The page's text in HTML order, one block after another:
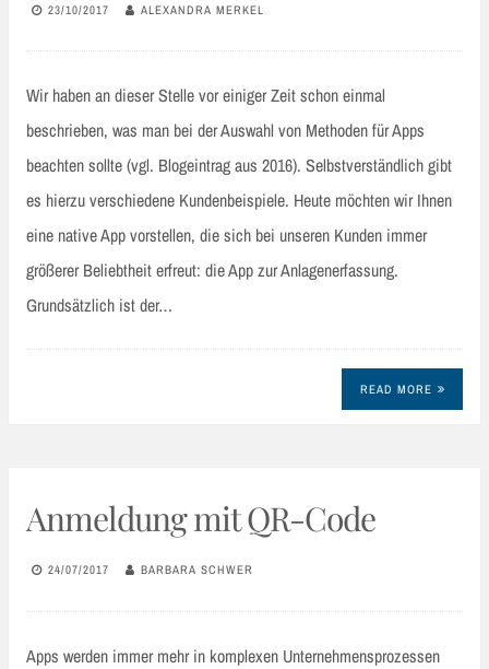
23/10/2017 ALEXANDRA MERKEL
Wir haben an dieser Stelle vor einiger Zeit schon einmal
beschrieben, was man bei der Auswahl von Methoden für Apps
beachten sollte (vgl. Blogeintrag aus 2016). Selbstverständlich gibt
es hierzu verschiedene Kundenbeispiele. Heute möchten wir Ihnen
eine native App vorstellen, die sich bei unseren Kunden immer
größerer Beliebtheit erfreut: die App zur Anlagenerfassung.
Grundsätzlich ist der…
READ MORE
Anmeldung mit QR-Code
24/07/2017 BARBARA SCHWER
Apps werden immer mehr in komplexen Unternehmensprozessen